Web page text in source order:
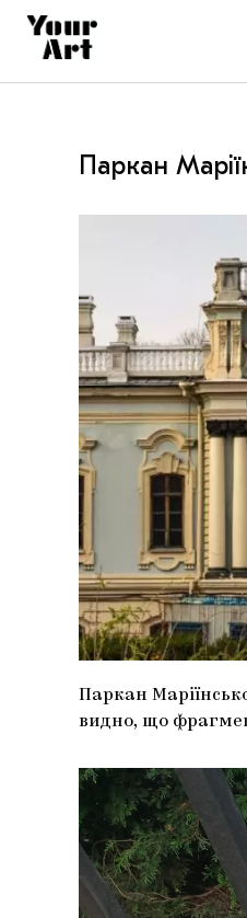
Паркан
Паркан
видно, що